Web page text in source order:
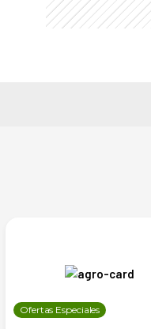
Ofertas Especiales